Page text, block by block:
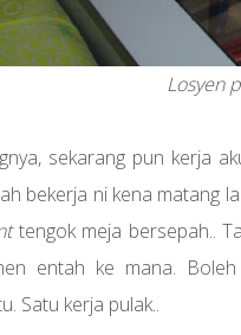
Losyen
sekarang pun kerja
bekerja ni kena matang
tengok meja bersepah..
entah ke mana.
Satu kerja pulak..